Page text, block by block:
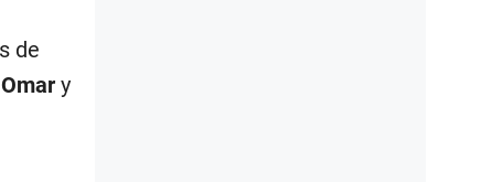
de
y